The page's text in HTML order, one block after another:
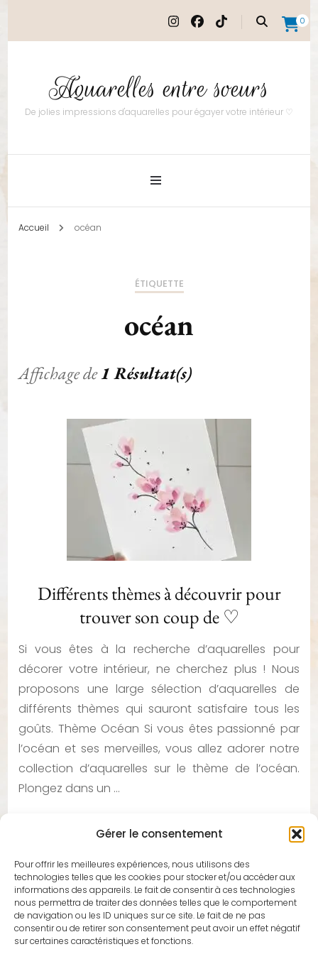
Gérer le consentement
Pour offrir les meilleures expériences, nous utilisons des
technologies telles que les cookies pour stocker et/ou accéder aux
informations des appareils. Le fait de consentir à ces technologies
nous permettra de traiter des données telles que le comportement
de navigation ou les ID uniques sur ce site. Le fait de ne pas
consentir ou de retirer son consentement peut avoir un effet négatif
sur certaines caractéristiques et fonctions.
0
Aquarelles entre soeurs
De jolies impressions d'aquarelles pour égayer votre intérieur ♡
Accueil océan
ÉTIQUETTE
océan
Affichage de1 Résultat(s)
Différents thèmes à découvrir pour
trouver son coup de ♡
Si vous êtes à la recherche d’aquarelles pour
décorer votre intérieur, ne cherchez plus ! Nous
proposons une large sélection d’aquarelles de
différents thèmes qui sauront satisfaire tous les
goûts. Thème Océan Si vous êtes passionné par
l’océan et ses merveilles, vous allez adorer notre
collection d’aquarelles sur le thème de l’océan.
Plongez dans un …
Techniques et Matériel pour Aquarelle
Pour commencer à peindre à l'aquarelle, il vous faut
quelques éléments essentiels : des pinceaux de
qualité, du papier épais spécialement conçu pour